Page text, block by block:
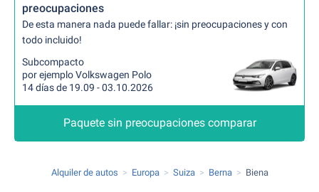
preocupaciones
De esta manera nada puede fallar: ¡sin preocupaciones y con
todo incluido!
Subcompacto
por ejemplo Volkswagen Polo
14 días de 19.09 - 03.10.2026
Paquete sin preocupaciones comparar
Alquiler de autos Europa Suiza Berna Biena